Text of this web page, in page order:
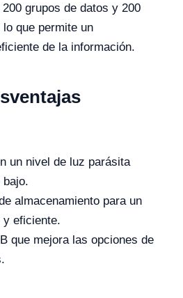
grupos de datos y 200
que permite un
de la información.
un nivel de luz parásita
bajo.
almacenamiento para un
y eficiente.
que mejora las opciones de